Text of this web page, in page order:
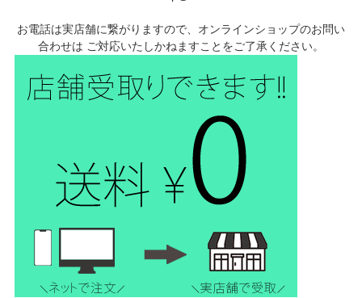
お電話は実店舗に繋がりますので、オンラインショップのお問い
合わせは ご対応いたしかねますことをご了承ください。